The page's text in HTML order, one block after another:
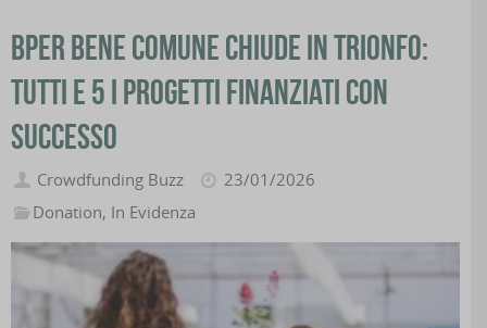
BPER Bene Comune chiude in trionfo:
tutti e 5 i progetti finanziati con
successo
Crowdfunding Buzz
23/01/2026
Donation, In Evidenza